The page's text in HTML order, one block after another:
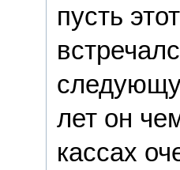
пусть
лет он
кассах